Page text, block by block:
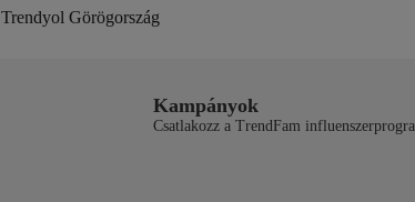
Trendyol Görögország
Kampányok
Csatlakozz a TrendFam